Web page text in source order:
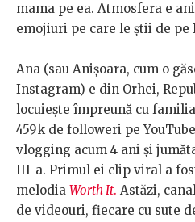
mama pe ea. Atmosfera e
emojiuri pe care le știi de pe
Ana (sau Anișoara, cum o
Instagram) e din Orhei,
locuiește împreună cu
459k de followeri pe
vlogging acum 4 ani și
III-a. Primul ei clip viral a
melodia Worth It. Astăzi,
de videouri, fiecare cu sute